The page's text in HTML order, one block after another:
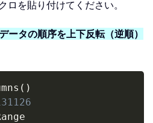
ロを貼り付けてください。
タの順序を上下反転（逆順）
( )